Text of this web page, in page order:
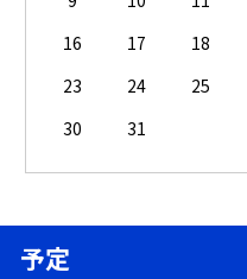
16
17 18
23
24 25
30
31
予定